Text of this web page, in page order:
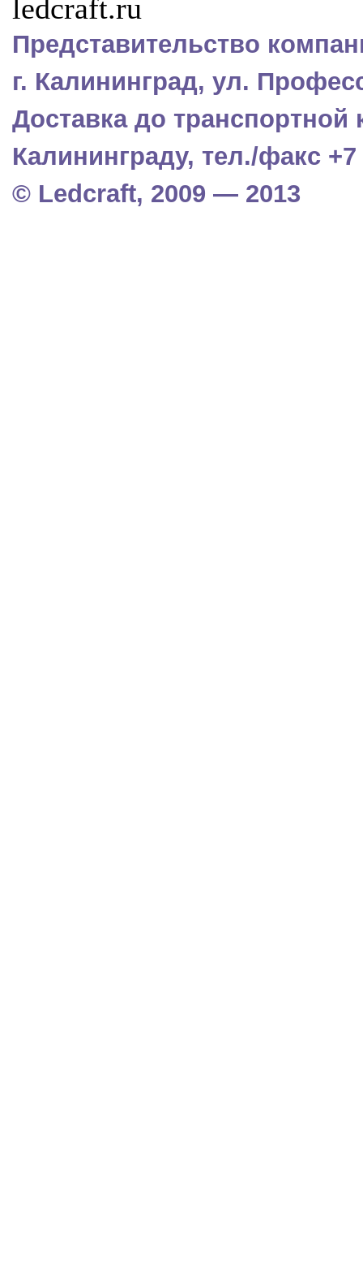
Представительство
г. Калининград, ул.
Доставка до
Калининграду, тел./факс +7
© Ledcraft, 2009 — 2013